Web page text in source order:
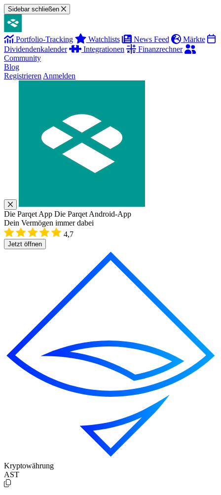
Sidebar schließen
Portfolio-Tracking Watchlists News Feed
Märkte
Dividendenkalender
Integrationen
Finanzrechner
Community
Blog
Registrieren Anmelden
Die Parqet App Die Parqet Android-App
Dein Vermögen immer dabei
4,7
Jetzt öffnen
Kryptowährung
AST